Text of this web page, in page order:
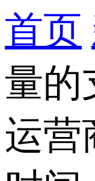
首页
量的
运营